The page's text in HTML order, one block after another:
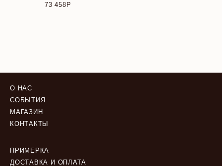
73 458
О НАС
СОБЫТИЯ
МАГАЗИН
КОНТАКТЫ
ПРИМЕРКА
ДОСТАВКА И ОПЛАТА